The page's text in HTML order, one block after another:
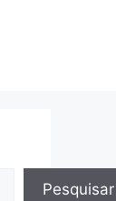
Pesquisar